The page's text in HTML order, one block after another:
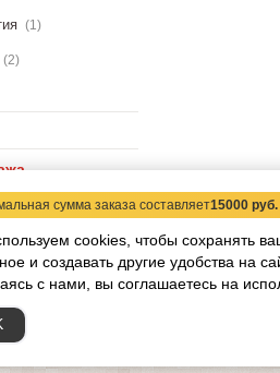
(1)
(2)
О компании
Обращаем ваше
при каких
сумма заказа составляет15000 руб.
cookies, чтобы сохранять
и создавать другие удобства на
с нами, вы соглашаетесь на